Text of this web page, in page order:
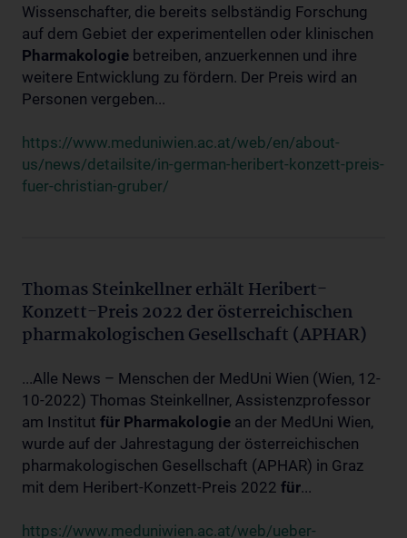
Wissenschafter, die bereits selbständig Forschung
auf dem Gebiet der experimentellen oder klinischen
Pharmakologie betreiben, anzuerkennen und ihre
weitere Entwicklung zu fördern. Der Preis wird an
Personen vergeben...
https://www.meduniwien.ac.at/web/en/about-
us/news/detailsite/in-german-heribert-konzett-preis-
fuer-christian-gruber/
Thomas Steinkellner erhält Heribert-
Konzett-Preis 2022 der österreichischen
pharmakologischen Gesellschaft (APHAR)
...Alle News – Menschen der MedUni Wien (Wien, 12-
10-2022) Thomas Steinkellner, Assistenzprofessor
am Institut für Pharmakologie an der MedUni Wien,
wurde auf der Jahrestagung der österreichischen
pharmakologischen Gesellschaft (APHAR) in Graz
mit dem Heribert-Konzett-Preis 2022 für...
https://www.meduniwien.ac.at/web/ueber-